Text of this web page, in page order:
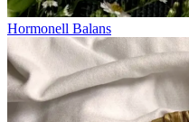
Hormonell Balans